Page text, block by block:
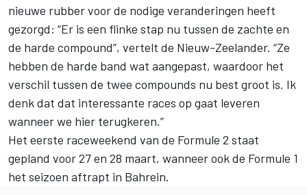
nieuwe rubber voor de nodige veranderingen heeft
gezorgd: “Er is een flinke stap nu tussen de zachte en
de harde compound”, vertelt de Nieuw-Zeelander. “Ze
hebben de harde band wat aangepast, waardoor het
verschil tussen de twee compounds nu best groot is. Ik
denk dat dat interessante races op gaat leveren
wanneer we hier terugkeren.”
Het eerste raceweekend van de Formule 2 staat
gepland voor 27 en 28 maart, wanneer ook de Formule 1
het seizoen aftrapt in Bahrein.